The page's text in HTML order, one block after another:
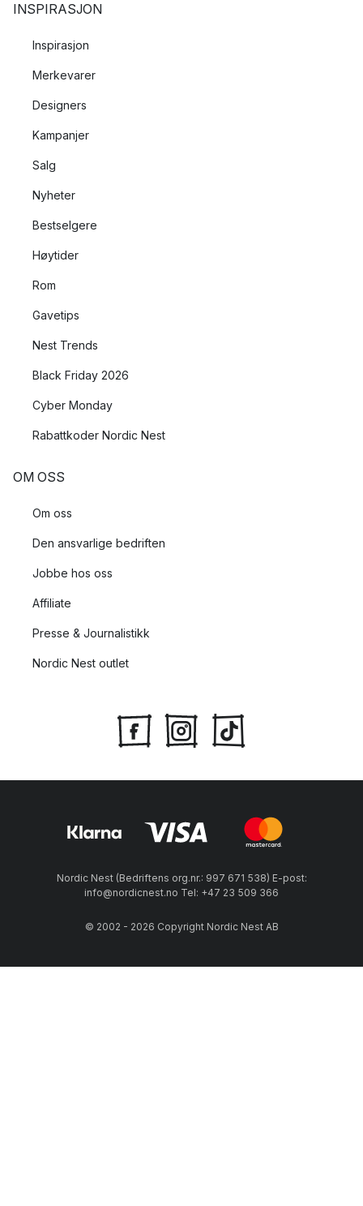
INSPIRASJON
Inspirasjon
Merkevarer
Designers
Kampanjer
Salg
Nyheter
Bestselgere
Høytider
Rom
Gavetips
Nest Trends
Black Friday 2026
Cyber Monday
Rabattkoder Nordic Nest
OM OSS
Om oss
Den ansvarlige bedriften
Jobbe hos oss
Affiliate
Presse & Journalistikk
Nordic Nest outlet
Nordic Nest (Bedriftens org.nr.: 997 671 538) E-post:
info@nordicnest.no Tel: +47 23 509 366
© 2002 - 2026 Copyright Nordic Nest AB